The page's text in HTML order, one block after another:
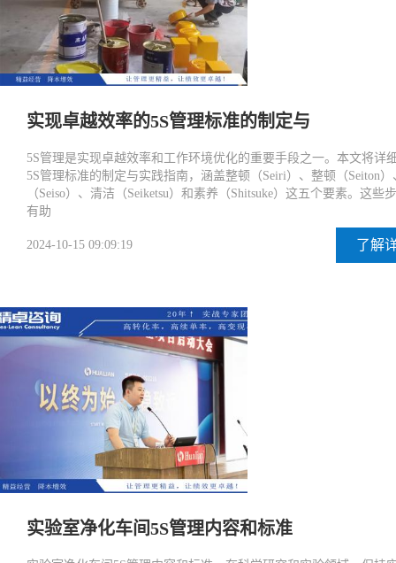
实现卓越效率的5S管理标准的制定与
5S管理是实现卓越效率和工作环境优化的重要手段之一。本文将详
5S管理标准的制定与实践指南，涵盖整顿（Seiri）、整顿（Seiton）
（Seiso）、清洁（Seiketsu）和素养（Shitsuke）这五个要素。这些
有助
2024-10-15 09:09:19 了解
实验室净化车间5S管理内容和标准